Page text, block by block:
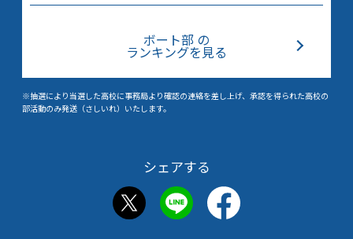
ボート部 の
ランキングを見る
※抽選により当選した高校に事務局より確認の連絡を差し上げ、承認を得られた高校の
部活動のみ発送（さしいれ）いたします。
シェアする